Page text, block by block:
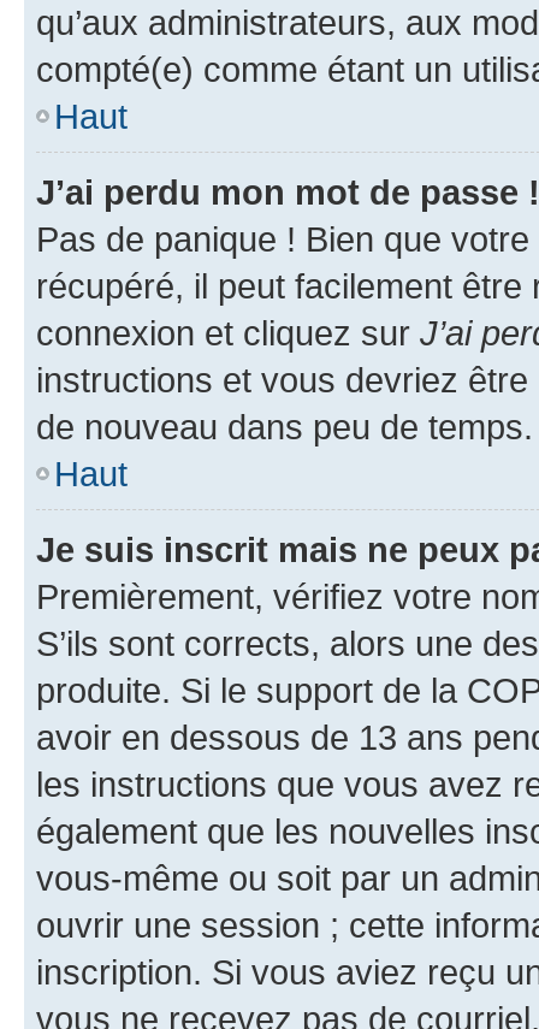
qu’aux administrateurs, aux
compté(e) comme étant un
Haut
J’ai perdu mon mot de passe !
Pas de panique ! Bien que
récupéré, il peut facilement
connexion et cliquez sur J’ai
instructions et vous devriez
de nouveau dans peu de temps.
Haut
Je suis inscrit mais ne peux
Premièrement, vérifiez votre
S’ils sont corrects, alors une
produite. Si le support de la
avoir en dessous de 13 ans
les instructions que vous avez
également que les nouvelles
vous-même ou soit par un
ouvrir une session ; cette
inscription. Si vous aviez reçu
vous ne recevez pas de